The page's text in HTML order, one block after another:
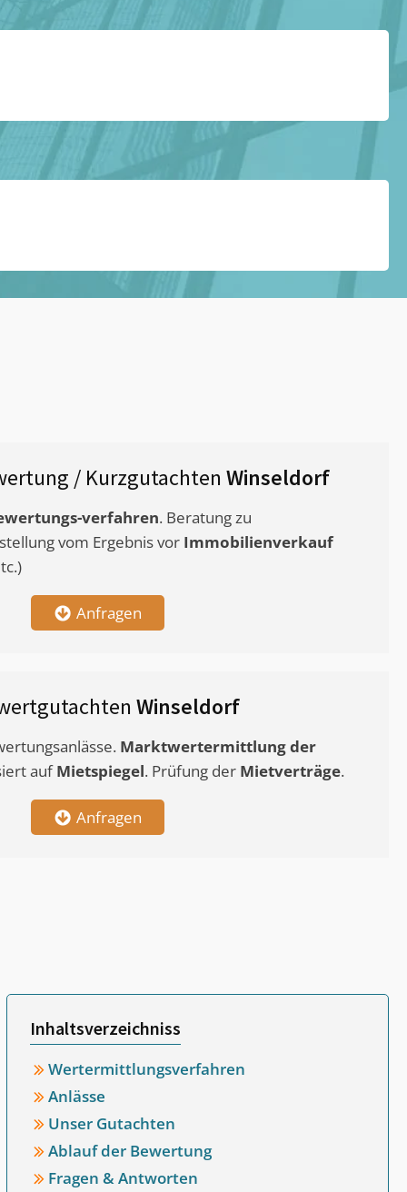
/ Kurzgutachten Winseldorf
verfahren. Beratung zu
vom Ergebnis vor Immobilienverkauf
Anfragen
Winseldorf
Marktwertermittlungder
aufMietspiegel. Prüfung der Mietverträge.
Anfragen
Inhaltsverzeichniss
Wertermittlungsverfahren
Anlässe
Unser Gutachten
Ablauf der Bewertung
Fragen & Antworten